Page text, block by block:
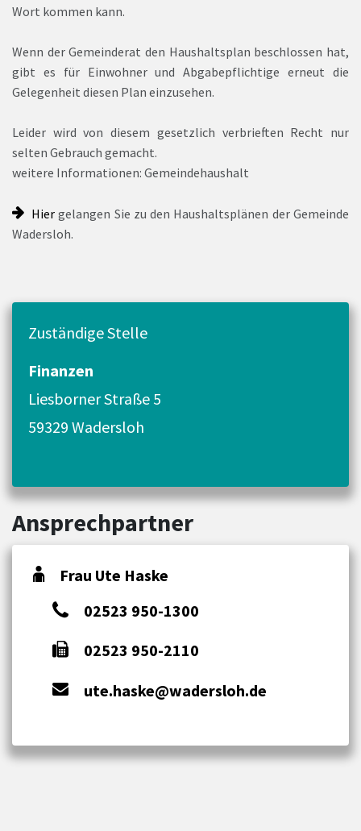
Wort kommen kann.
Wenn der Gemeinderat den Haushaltsplan beschlossen hat,
gibt es für Einwohner und Abgabepflichtige erneut die
Gelegenheit diesen Plan einzusehen.
Leider wird von diesem gesetzlich verbrieften Recht nur
selten Gebrauch gemacht.
weitere Informationen: Gemeindehaushalt
Hier gelangen Sie zu den Haushaltsplänen der Gemeinde
Wadersloh.
Zuständige Stelle
Finanzen
Liesborner Straße 5
59329 Wadersloh
Ansprechpartner
Frau Ute Haske
02523 950-1300
02523 950-2110
ute.haske@wadersloh.de